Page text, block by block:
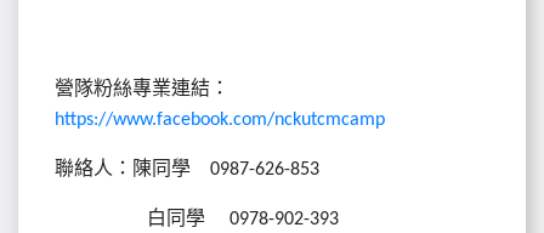
營隊粉絲專業連結：
https://www.facebook.com/nckutcmcamp
聯絡人：陳同學 0987-626-853
白同學 0978-902-393